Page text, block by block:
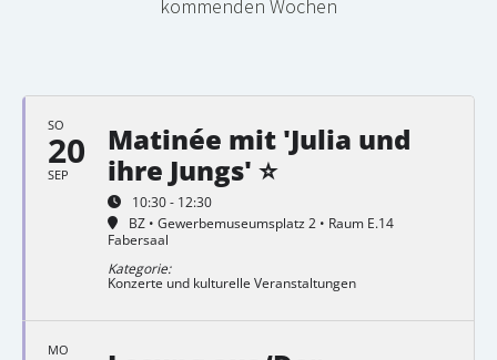
kommenden Wochen
SO
20
SEP
Matinée mit 'Julia und
ihre Jungs' ⭐
10:30 - 12:30
BZ • Gewerbemuseumsplatz 2 • Raum E.14
Fabersaal
Kategorie:
Konzerte und kulturelle Veranstaltungen
MO